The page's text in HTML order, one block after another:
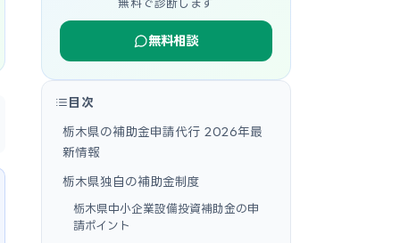
無料で診断します
無料相談
目次
栃木県の補助金申請代行 2026年最
新情報
栃木県独自の補助金制度
栃木県中小企業設備投資補助金の申
請ポイント